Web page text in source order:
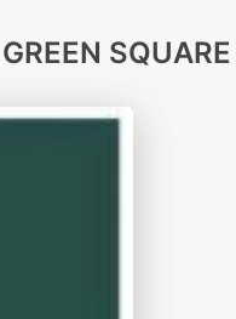
SQUARE